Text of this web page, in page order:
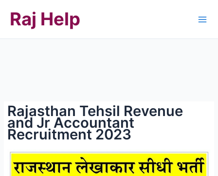
content
Raj Help
Rajasthan Tehsil Revenue
and Jr Accountant
Recruitment 2023